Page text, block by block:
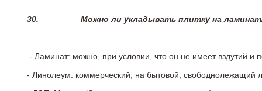
30. Можно ли укладывать плитку на
- Ламинат: можно, при условии, что он не имеет вздутий
- Линолеум: коммерческий, на бытовой, свободнолежащий